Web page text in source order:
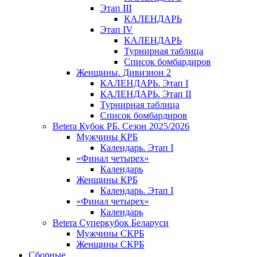
Этап III
КАЛЕНДАРЬ
Этап IV
КАЛЕНДАРЬ
Турнирная таблица
Список бомбардиров
Женщины. Дивизион 2
КАЛЕНДАРЬ. Этап I
КАЛЕНДАРЬ. Этап II
Турнирная таблица
Список бомбардиров
Betera Кубок РБ. Сезон 2025/2026
Мужчины КРБ
Календарь. Этап I
«Финал четырех»
Календарь
Женщины КРБ
Календарь. Этап I
«Финал четырех»
Календарь
Betera Суперкубок Беларуси
Мужчины СКРБ
Женщины СКРБ
Сборные